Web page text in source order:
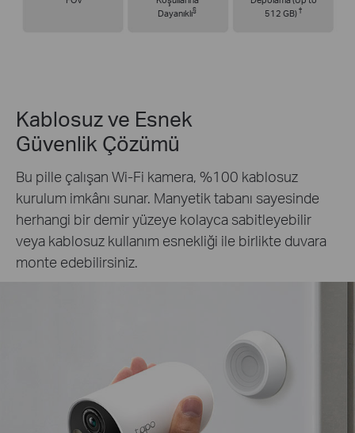
Dayanıklı§
512 GB)†
Kablosuz ve Esnek
Güvenlik Çözümü
Bu pille çalışan Wi-Fi kamera, %100 kablosuz
kurulum imkânı sunar. Manyetik tabanı sayesinde
herhangi bir demir yüzeye kolayca sabitleyebilir
veya kablosuz kullanım esnekliği ile birlikte duvara
monte edebilirsiniz.